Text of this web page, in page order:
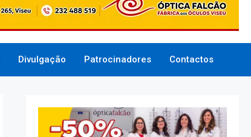
Divulgação Patrocinadores Contactos